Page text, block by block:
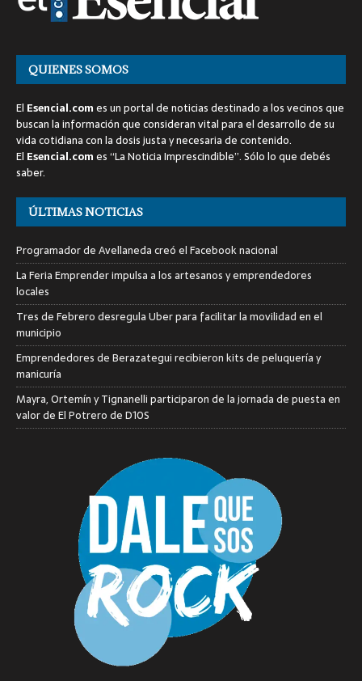
QUIENES SOMOS
El Esencial.comes un portal de noticias destinado a los vecinos que
buscan la información que consideran vital para el desarrollo de su
vida cotidiana con la dosis justa y necesaria de contenido.
El Esencial.comes “La Noticia Imprescindible”. Sólo lo que debés
saber.
ÚLTIMAS NOTICIAS
Programador de Avellaneda creó el Facebook nacional
La Feria Emprender impulsa a los artesanos y emprendedores
locales
Tres de Febrero desregula Uber para facilitar la movilidad en el
municipio
Emprendedores de Berazategui recibieron kits de peluquería y
manicuría
Mayra, Ortemín y Tignanelli participaron de la jornada de puesta en
valor de El Potrero de D10S